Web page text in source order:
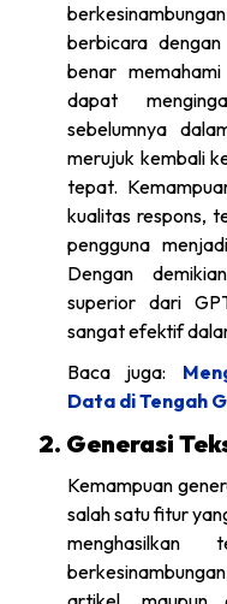
berbicara
benar
dapat
sebelumnya
merujuk kembali
tepat.
kualitas respons,
pengguna
Dengan
superior dari
sangat efektif
Baca juga:
Data di Tengah
2. Generasi
Kemampuan
salah satu fitur